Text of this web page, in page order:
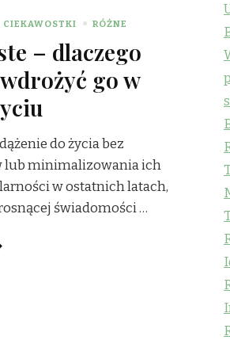
CIEKAWOSTKI RÓŻNE
– dlaczego
go w
do życia bez
lub minimalizowania ich
w ostatnich latach,
świadomości …